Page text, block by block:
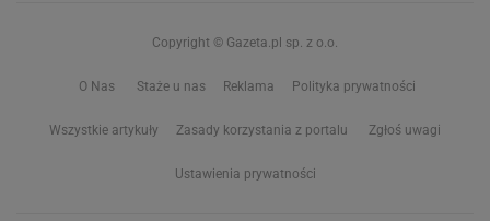
Copyright © Gazeta.pl sp. z o.o.
O Nas Staże u nas Reklama Polityka prywatności
Wszystkie artykuły Zasady korzystania z portalu Zgłoś uwagi
Ustawienia prywatności